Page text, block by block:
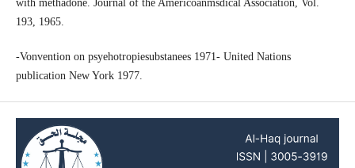
with methadone. Journal of the Americoanmsdical Association, Vol.
193, 1965.
-Vonvention on psyehotropiesubstanees 1971- United Nations
publication New York 1977.